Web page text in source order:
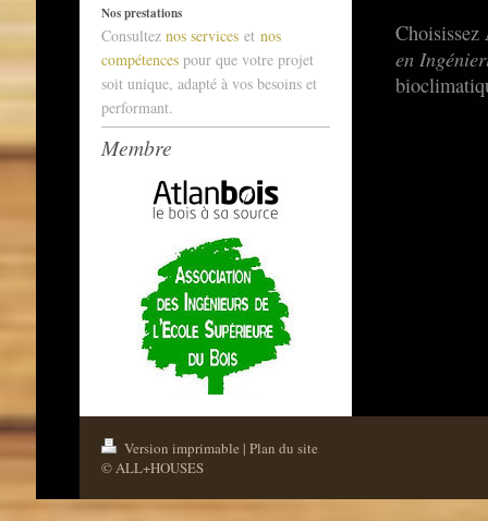
Choisissez
en
Nos prestations
Consultez nos serviceset nos
compétencespour que votre projet
soit unique, adapté à vos besoins et
performant.
Membre
Version imprimable | Plan du site
© ALL+HOUSES